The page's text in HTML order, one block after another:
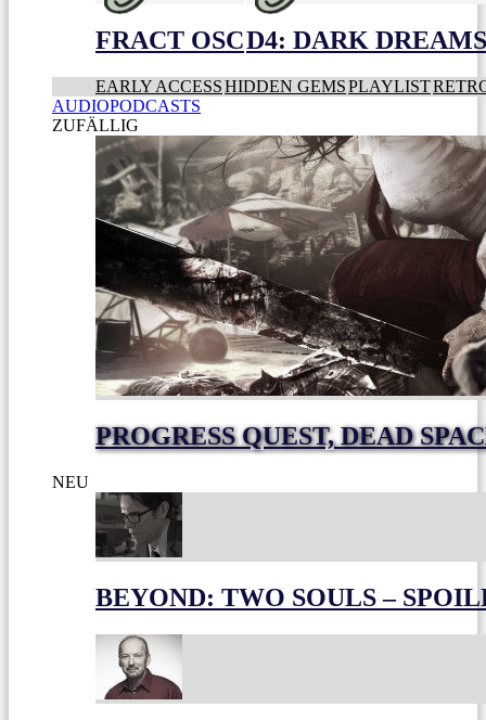
FRACT OSCD4: DARK
EARLY ACCESSHIDDEN GEMSPLAYLIST
AUDIOPODCASTS
ZUFÄLLIG
PROGRESS QUEST, DEAD
NEU
BEYOND: TWO SOULS –